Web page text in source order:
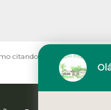
citando nossos links, é